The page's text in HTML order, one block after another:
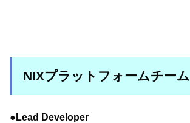
NIXプラットフォームチーム
●Lead Developer